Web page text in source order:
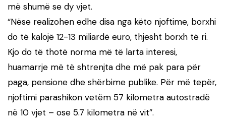
më shumë se dy vjet.
“Nëse realizohen edhe disa nga këto njoftime, borxhi
do të kalojë 12-13 miliardë euro, thjesht borxh të ri.
Kjo do të thotë norma më të larta interesi,
huamarrje më të shtrenjta dhe më pak para për
paga, pensione dhe shërbime publike. Për më tepër,
njoftimi parashikon vetëm 57 kilometra autostradë
në 10 vjet – ose 5.7 kilometra në vit”.